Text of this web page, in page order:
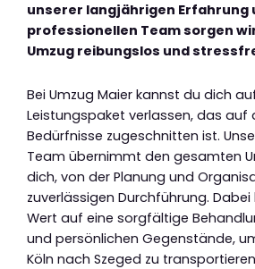
unserer langjährigen Erfahrung
professionellen Team sorgen
Umzug reibungslos und
Bei Umzug Maier kannst du dich
Leistungspaket verlassen, das auf
Bedürfnisse zugeschnitten ist.
Team übernimmt den gesamten
dich, von der Planung und
zuverlässigen Durchführung.
Wert auf eine sorgfältige
und persönlichen Gegenstände,
Köln nach Szeged zu